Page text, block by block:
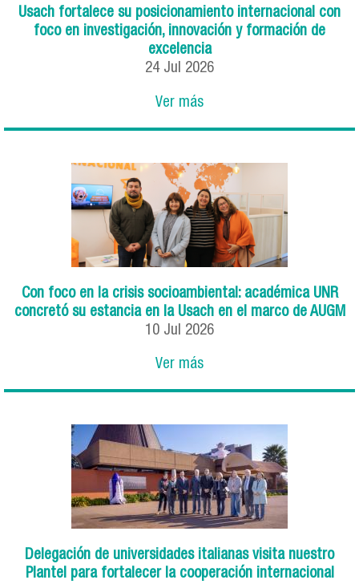
Usach fortalece su posicionamiento internacional con
foco en investigación, innovación y formación de
excelencia
24 Jul 2026
Ver más
Con foco en la crisis socioambiental: académica UNR
concretó su estancia en la Usach en el marco de AUGM
10 Jul 2026
Ver más
Delegación de universidades italianas visita nuestro
Plantel para fortalecer la cooperación internacional